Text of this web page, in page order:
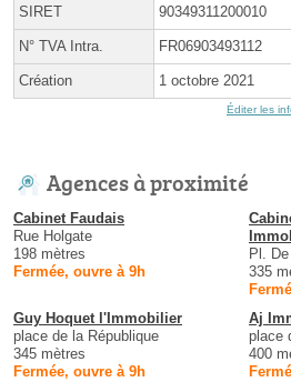
SIRET 90349311200010
N° TVA Intra. FR06903493112
Création 1 octobre 2021
Éditer les
Agences à proximité
Cabinet Faudais
Rue Holgate
198 mètres
Fermée, ouvre à 9h
Pl.
335
Guy Hoquet l'Immobilier
place de la République
345 mètres
Fermée, ouvre à 9h
Aj
place
400